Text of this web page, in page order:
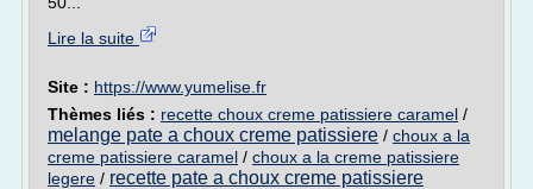
Lire la suite
Site : https://www.yumelise.fr
Thèmes liés : recette choux creme patissiere caramel /
melange pate a choux creme patissiere / choux a la
creme patissiere caramel / choux a la creme patissiere
legere / recette pate a choux creme patissiere